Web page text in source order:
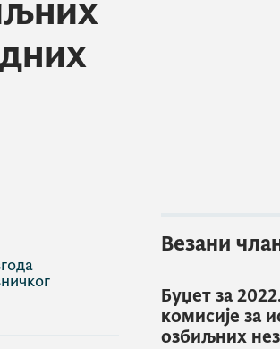
Везани
Буџет за
комисије за
озбиљних